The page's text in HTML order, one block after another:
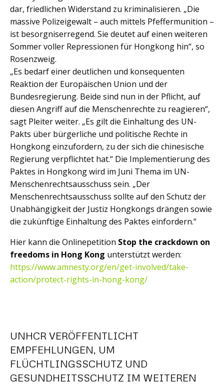
dar, friedlichen Widerstand zu kriminalisieren. „Die
massive Polizeigewalt – auch mittels Pfeffermunition –
ist besorgniserregend. Sie deutet auf einen weiteren
Sommer voller Repressionen für Hongkong hin“, so
Rosenzweig.
„Es bedarf einer deutlichen und konsequenten
Reaktion der Europäischen Union und der
Bundesregierung. Beide sind nun in der Pflicht, auf
diesen Angriff auf die Menschenrechte zu reagieren“,
sagt Pleiter weiter. „Es gilt die Einhaltung des UN-
Pakts über bürgerliche und politische Rechte in
Hongkong einzufordern, zu der sich die chinesische
Regierung verpflichtet hat.“ Die Implementierung des
Paktes in Hongkong wird im Juni Thema im UN-
Menschenrechtsausschuss sein. „Der
Menschenrechtsausschuss sollte auf den Schutz der
Unabhängigkeit der Justiz Hongkongs drängen sowie
die zukünftige Einhaltung des Paktes einfordern.“
Hier kann die Onlinepetition Stop the crackdown on
freedoms in Hong Kong unterstützt werden:
https://www.amnesty.org/en/get-involved/take-
action/protect-rights-in-hong-kong/
UNHCR VERÖFFENTLICHT
EMPFEHLUNGEN, UM
FLÜCHTLINGSSCHUTZ UND
GESUNDHEITSSCHUTZ IM WEITEREN